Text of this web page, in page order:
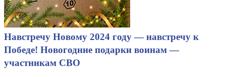
Навстречу Новому 2024 году — навстречу к
Победе! Новогодние подарки воинам —
участникам СВО